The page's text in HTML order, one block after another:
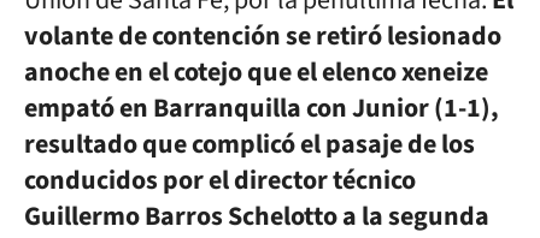
volante de contención se retiró lesionado
anoche en el cotejo que el elenco xeneize
empató en Barranquilla con Junior (1-1),
resultado que complicó el pasaje de los
conducidos por el director técnico
Guillermo Barros Schelotto a la segunda